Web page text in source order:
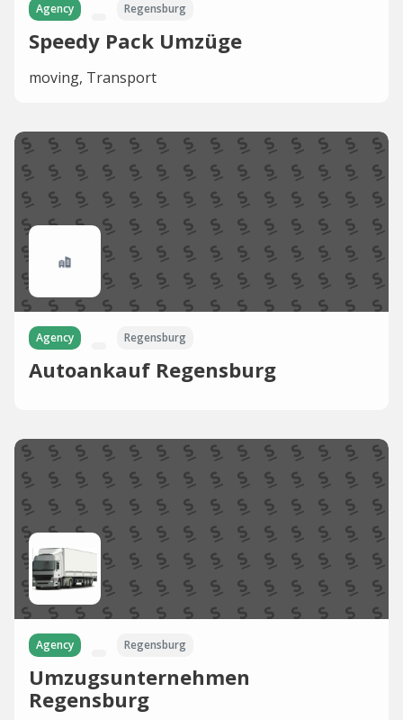
Agency Regensburg
Speedy Pack Umzüge
moving, Transport
Agency Regensburg
Autoankauf Regensburg
Agency Regensburg
Umzugsunternehmen
Regensburg